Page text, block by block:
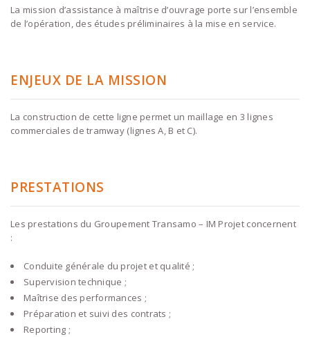
La mission d’assistance à maîtrise d’ouvrage porte sur l’ensemble
de l’opération, des études préliminaires à la mise en service.
ENJEUX DE LA MISSION
La construction de cette ligne permet un maillage en 3 lignes
commerciales de tramway (lignes A, B et C).
PRESTATIONS
Les prestations du Groupement Transamo – IM Projet concernent
:
Conduite générale du projet et qualité ;
Supervision technique ;
Maîtrise des performances ;
Préparation et suivi des contrats ;
Reporting ;